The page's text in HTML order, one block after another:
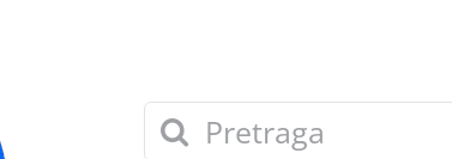
Search
for: